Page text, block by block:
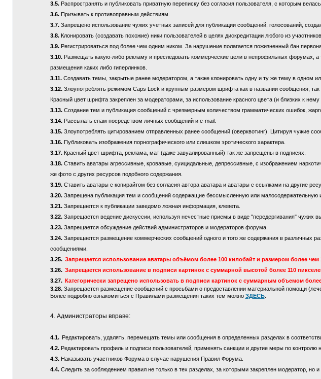
3.5.Распространять и публиковать приватную переписку без согласия пользователя, с которым велась
3.6.Призывать к противоправным действиям.
3.7.Запрещено использование чужих учетных записей для публикации сообщений, голосований,
3.8.Клонировать (создавать похожие) ники пользователей в целях дискредитации любого из
3.9.Регистрироваться под более чем одним ником. За нарушение полагается пожизненный бан
3.10.Размещать какую-либо рекламу и преследовать коммерческие цели в непрофильных форумах,
размещения каких либо гиперлинков.
3.11.Создавать темы, закрытые ранее модератором, а также клонировать одну и ту же тему в одном
3.12.Злоупотреблять режимом Caps Lock и крупным размером шрифта как в названии сообщения,
Красный цвет шрифта закреплен за модераторами, за использование красного цвета (и близких к
3.13.Создание тем и публикация сообщений с чрезмерным количеством грамматических ошибок,
3.14.Рассылать спам посредством личных сообщений и e-mail.
3.15.Злоупотреблять цитированием отправленных ранее сообщений (оверквотинг). Цитируя чужие
3.16.Публиковать изображения порнографического или слишком эротического характера.
3.17.Красный цвет шрифта, реклама, мат (даже завуалированный) так же запрещены в подписях.
3.18.Ставить аватары агрессивные, кровавые, суицидальные, депрессивные, с изображением
же фото с других ресурсов подобного содержания.
3.19.Ставить аватары с копирайтом без согласия автора аватара и аватары с ссылками на другие
3.20.Запрещена публикация тем и сообщений содержащие бессмысленную или
3.21.Запрещается к публикации заведомо ложная информация, клевета.
3.22.Запрещается ведение дискуссии, используя нечестные приемы в виде "передергивания" чужих
3.23.Запрещается обсуждение действий администраторов и модераторов форума.
3.24.Запрещается размещение коммерческих сообщений одного и того же содержания в различных
сообщениями.
3.25. Запрещается использование аватары объёмом более 100 килобайт и размером более чем
3.26. Запрещается использование в подписи картинок с суммарной высотой более 110
3.27. Категорически запрещено использовать в подписи картинок с суммарным объемом
3.28. Запрещается размещение сообщений с просьбами о предоставлении материальной помощи
Более подробно ознакомиться с Правилами размещения таких тем можно ЗДЕСЬ.
4. Администраторы вправе:
4.1. Редактировать, удалять, перемещать темы или сообщения в определенных разделах в
4.2.Редактировать профиль и подписи пользователей, применять санкции и другие меры по
4.3.Наказывать участников Форума в случае нарушения Правил Форума.
4.4.Следить за соблюдением правил не только в тех разделах, за которыми закреплен модератор, но и